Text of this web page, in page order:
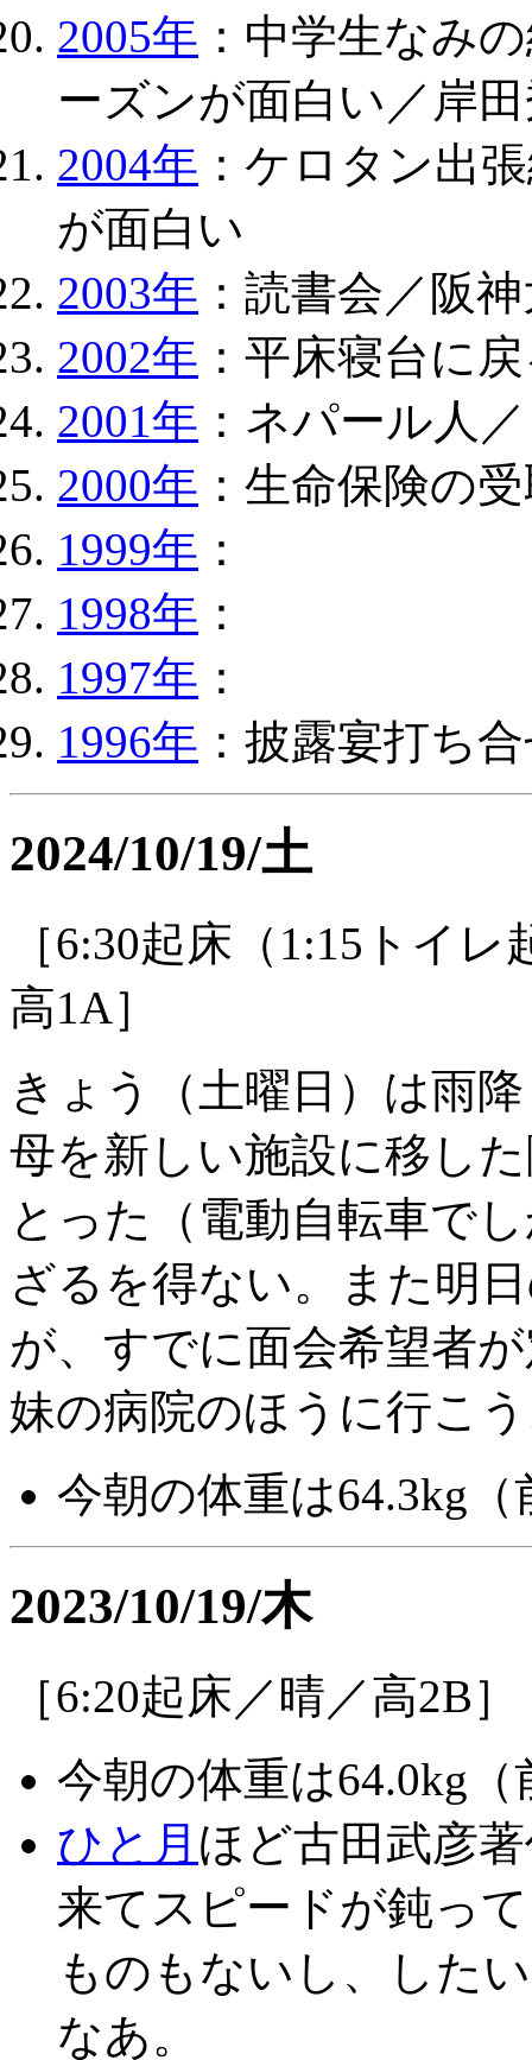
2005年 ：中学生なみ
ーズンが面白い／岸
2004年 ：ケロタン出
が面白い
2003年 ：読書会／阪
2002年 ：平床寝台に
2001年 ：ネパール人
2000年 ：生命保険の
1999年 ：
1998年 ：
1997年 ：
1996年 ：披露宴打ち
2024/10/19/土
［6:30起床（1:15トイ
高1A］
きょう（土曜日）は雨
母を新しい施設に移し
とった（電動自転車で
ざるを得ない。また明
が、すでに面会希望者
妹の病院のほうに行こ
今朝の体重は64.3kg（
2023/10/19/木
［6:20起床／晴／高2B］
今朝の体重は64.0kg（
ひと月 ほど古田武彦
来てスピードが鈍っ
ものもないし、した
なあ。